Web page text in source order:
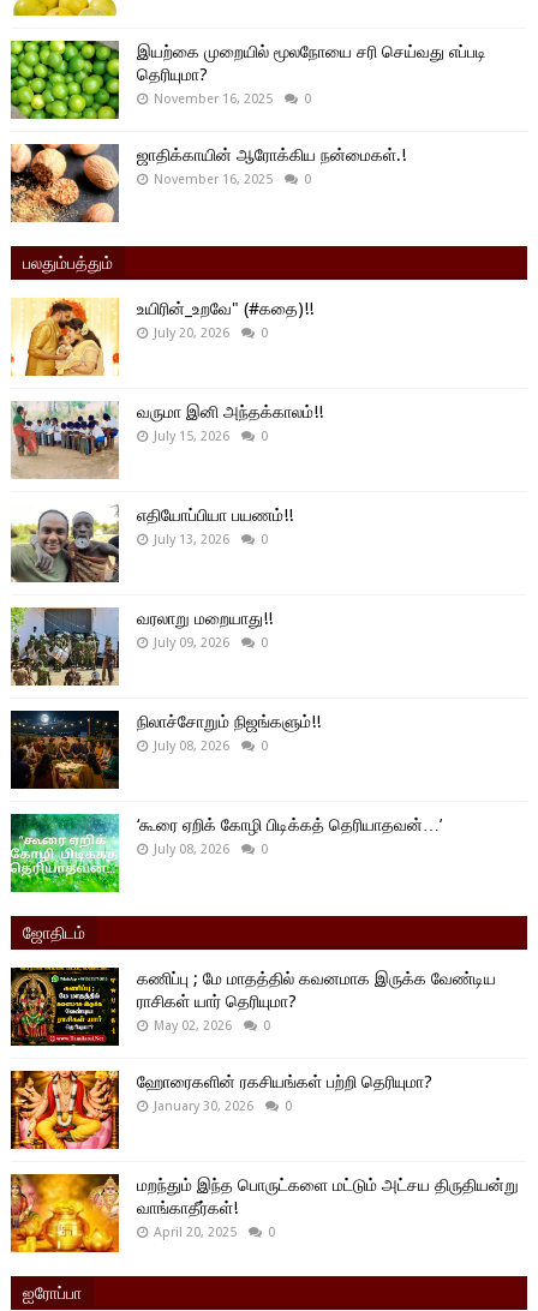
இயற்கை முறையில் மூலநோயை சரி செய்வது எப்படி
தெரியுமா?
November 16, 2025 0
ஜாதிக்காயின் ஆரோக்கிய நன்மைகள்.!
November 16, 2025 0
பலதும்பத்தும்
உயிரின்_உறவே" (#கதை)!!
July 20, 2026 0
வருமா இனி அந்தக்காலம்!!
July 15, 2026 0
எதியோப்பியா பயணம்!!
July 13, 2026 0
வரலாறு மறையாது!!
July 09, 2026 0
நிலாச்சோறும் நிஜங்களும்!!
July 08, 2026 0
‘கூரை ஏறிக் கோழி பிடிக்கத் தெரியாதவன்…’
July 08, 2026 0
ஜோதிடம்
கணிப்பு ; மே மாதத்தில் கவனமாக இருக்க வேண்டிய
ராசிகள் யார் தெரியுமா?
May 02, 2026 0
ஹோரைகளின் ரகசியங்கள் பற்றி தெரியுமா?
January 30, 2026 0
மறந்தும் இந்த பொருட்களை மட்டும் அட்சய திருதியன்று
வாங்காதீர்கள்!
April 20, 2025 0
ஐரோப்பா